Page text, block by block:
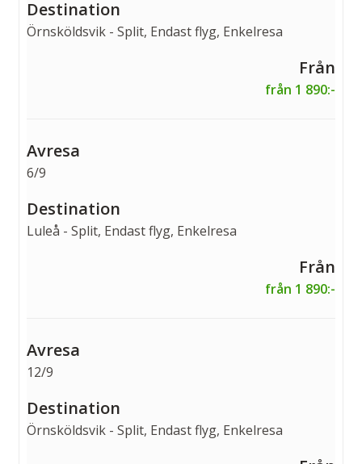
Örnsköldsvik - Split, Endast flyg, Enkelresa
från 1 890:-
6/9
Luleå - Split, Endast flyg, Enkelresa
från 1 890:-
12/9
Örnsköldsvik - Split, Endast flyg, Enkelresa